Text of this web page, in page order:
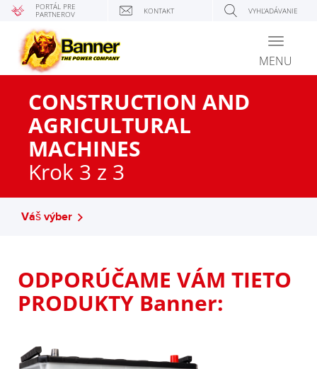
PORTÁL PRE
PARTNEROV KONTAKT VYHĽADÁVANIE
Toggle
MENU
CONSTRUCTION AND
AGRICULTURAL
MACHINES
Krok 3 z 3
Váš výber
ODPORÚČAME VÁM TIETO
PRODUKTY Banner: